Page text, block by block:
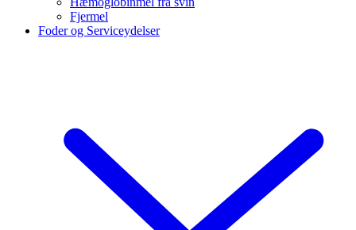
Fjermel
Foder og Serviceydelser